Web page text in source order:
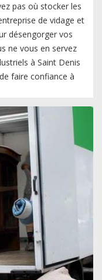
pas où stocker les
de vidage et
désengorger vos
ne vous en servez
à Saint Denis
faire confiance à